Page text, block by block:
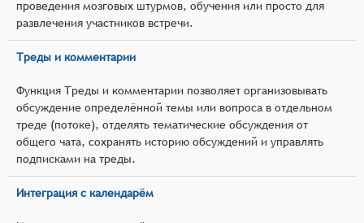
проведения мозговых штурмов, обучения или просто для
развлечения участников встречи.
Треды и комментарии
Функция Треды и комментарии позволяет организовывать
обсуждение определённой темы или вопроса в отдельном
треде (потоке), отделять тематические обсуждения от
общего чата, сохранять историю обсуждений и управлять
подписками на треды.
Интеграция с календарём